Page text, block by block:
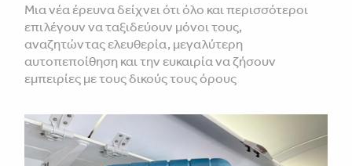
Μια νέα έρευνα δείχνει ότι όλο και περισσότεροι
επιλέγουν να ταξιδεύουν μόνοι τους,
αναζητώντας ελευθερία, μεγαλύτερη
αυτοπεποίθηση και την ευκαιρία να ζήσουν
εμπειρίες με τους δικούς τους όρους